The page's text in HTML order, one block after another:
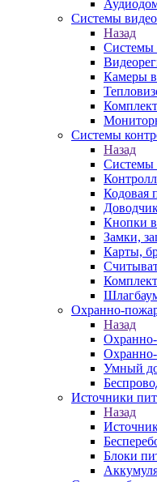
Системы
Назад
Системы
Камеры
Системы
Назад
Системы
Кодовая
Кнопки
Замки,
Карты,
Охранно-
Назад
Умный
Источники
Назад
Блоки